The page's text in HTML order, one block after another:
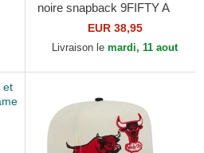
noire snapback 9FIFTY A
Frame Classic Vegas Golden
Knights NHL New Era
EUR 38,95
Livraison le mardi, 11 aout